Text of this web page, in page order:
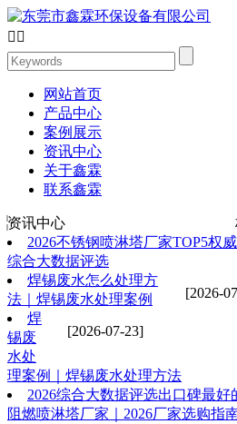
 
网站首页
产品中心
案例展示
资讯中心
关于鑫霖
联系鑫霖
资讯中心
2026不锈钢喷淋塔厂家TOP5权威
综合大数据评选
[2026-
焊锡废水怎么处理方
法｜焊锡废水处理案例
[2026-07-23]
焊
锡废
水处
理案例｜焊锡废水处理方法
2026综合大数据评选出口碑最好
阻燃喷淋塔厂家｜2026厂家选购指